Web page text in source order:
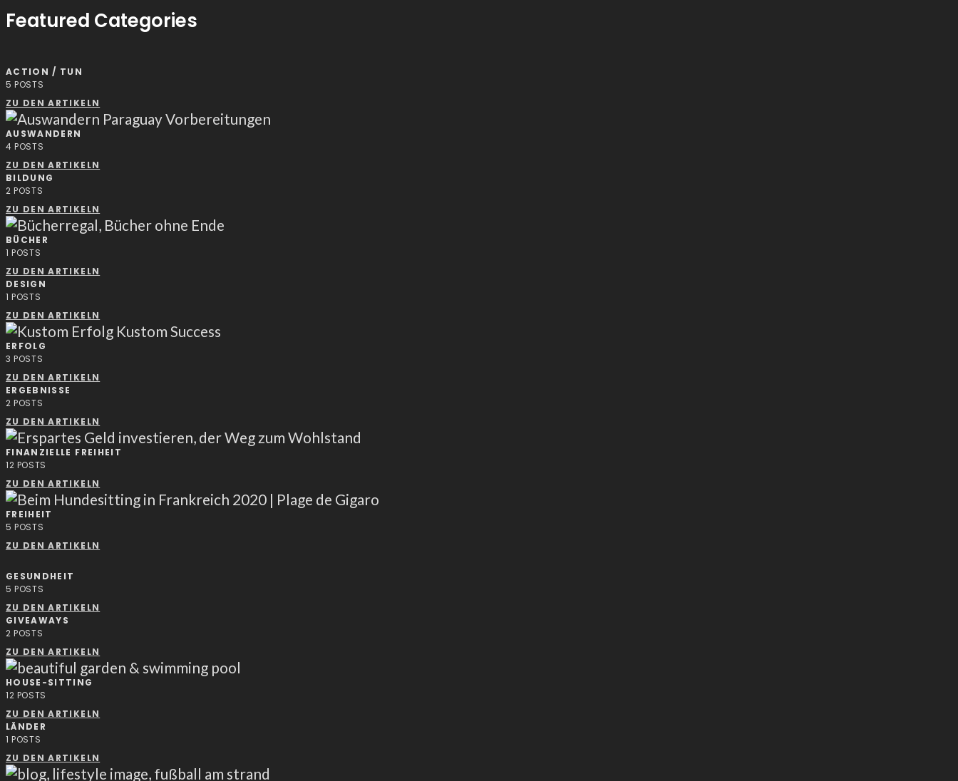
Featured Categories
ACTION / TUN
5 POSTS
ZU DEN ARTIKELN
AUSWANDERN
4 POSTS
ZU DEN ARTIKELN
BILDUNG
2 POSTS
ZU DEN ARTIKELN
BÜCHER
1 POSTS
ZU DEN ARTIKELN
DESIGN
1 POSTS
ZU DEN ARTIKELN
ERFOLG
3 POSTS
ZU DEN ARTIKELN
ERGEBNISSE
2 POSTS
ZU DEN ARTIKELN
FINANZIELLE FREIHEIT
12 POSTS
ZU DEN ARTIKELN
FREIHEIT
5 POSTS
ZU DEN ARTIKELN
GESUNDHEIT
5 POSTS
ZU DEN ARTIKELN
GIVEAWAYS
2 POSTS
ZU DEN ARTIKELN
HOUSE-SITTING
12 POSTS
ZU DEN ARTIKELN
LÄNDER
1 POSTS
ZU DEN ARTIKELN